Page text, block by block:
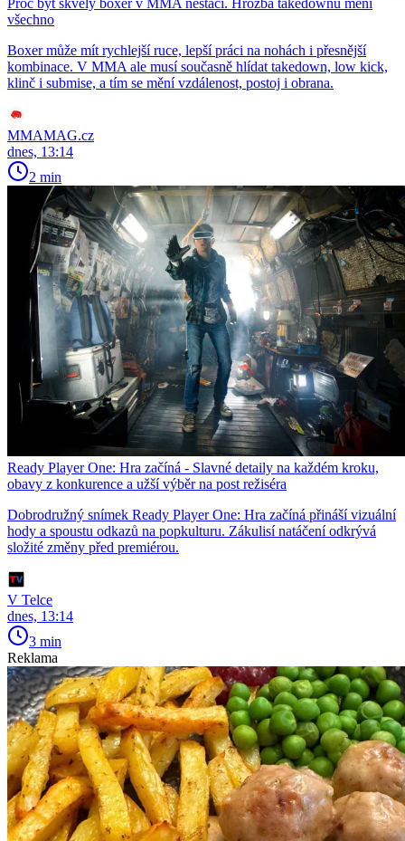
Proč být skvělý boxer v MMA nestačí. Hrozba takedownu mění
všechno
Boxer může mít rychlejší ruce, lepší práci na nohách i přesnější
kombinace. V MMA ale musí současně hlídat takedown, low kick,
klinč i submise, a tím se mění vzdálenost, postoj i obrana.
MMAMAG.cz
dnes, 13:14
2 min
Ready Player One: Hra začíná - Slavné detaily na každém kroku,
obavy z konkurence a užší výběr na post režiséra
Dobrodružný snímek Ready Player One: Hra začíná přináší vizuální
hody a spoustu odkazů na popkulturu. Zákulisí natáčení odkrývá
složité změny před premiérou.
V Telce
dnes, 13:14
3 min
Reklama